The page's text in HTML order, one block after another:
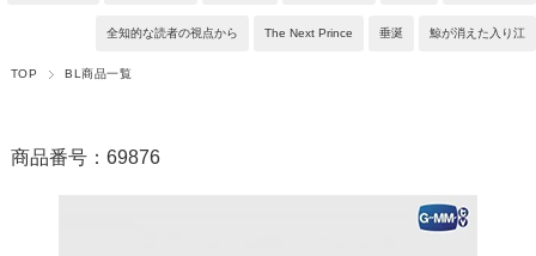
全知的な読者の視点から The Next Prince 垂涎 鯨が消えた入り江
TOP BL商品一覧
商品番号：69876